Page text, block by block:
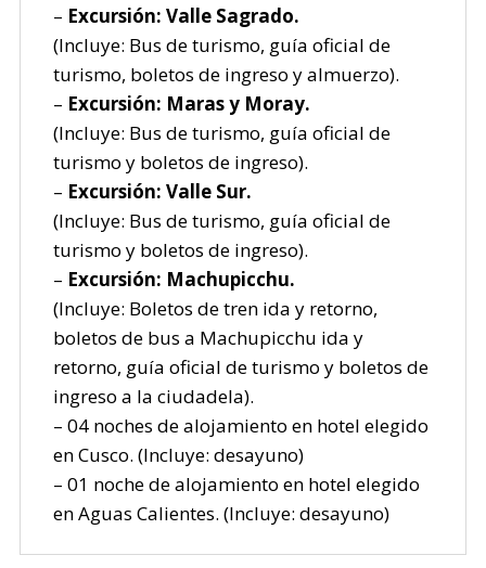
– Excursión: Valle Sagrado.
(Incluye: Bus de turismo, guía oficial de
turismo, boletos de ingreso y almuerzo).
– Excursión: Maras y Moray.
(Incluye: Bus de turismo, guía oficial de
turismo y boletos de ingreso).
– Excursión: Valle Sur.
(Incluye: Bus de turismo, guía oficial de
turismo y boletos de ingreso).
– Excursión: Machupicchu.
(Incluye: Boletos de tren ida y retorno,
boletos de bus a Machupicchu ida y
retorno, guía oficial de turismo y boletos de
ingreso a la ciudadela).
– 04 noches de alojamiento en hotel elegido
en Cusco. (Incluye: desayuno)
– 01 noche de alojamiento en hotel elegido
en Aguas Calientes. (Incluye: desayuno)